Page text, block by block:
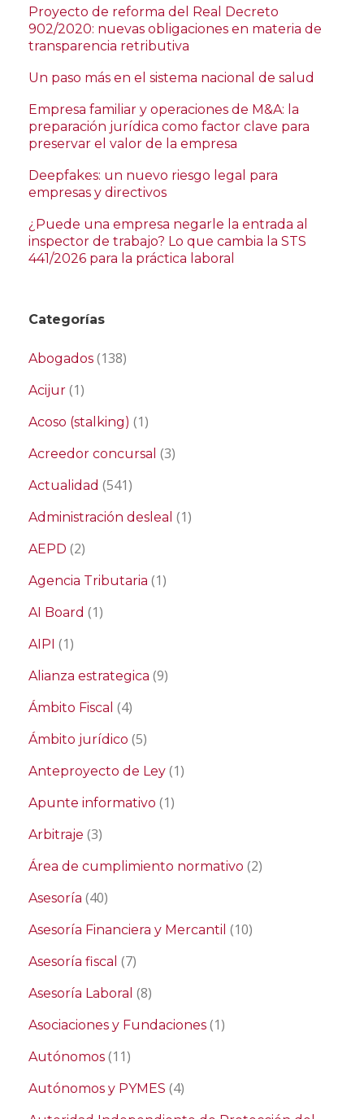
Proyecto de reforma del Real Decreto
902/2020: nuevas obligaciones en materia de
transparencia retributiva
Un paso más en el sistema nacional de salud
Empresa familiar y operaciones de M&A: la
preparación jurídica como factor clave para
preservar el valor de la empresa
Deepfakes: un nuevo riesgo legal para
empresas y directivos
¿Puede una empresa negarle la entrada al
inspector de trabajo? Lo que cambia la STS
441/2026 para la práctica laboral
Categorías
Abogados (138)
Acijur (1)
Acoso (stalking) (1)
Acreedor concursal (3)
Actualidad (541)
Administración desleal (1)
AEPD (2)
Agencia Tributaria (1)
AI Board (1)
AIPI (1)
Alianza estrategica (9)
Ámbito Fiscal (4)
Ámbito jurídico (5)
Anteproyecto de Ley (1)
Apunte informativo (1)
Arbitraje (3)
Área de cumplimiento normativo (2)
Asesoría (40)
Asesoría Financiera y Mercantil (10)
Asesoría fiscal (7)
Asesoría Laboral (8)
Asociaciones y Fundaciones (1)
Autónomos (11)
Autónomos y PYMES (4)